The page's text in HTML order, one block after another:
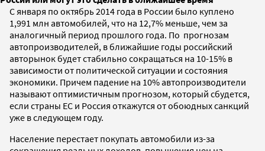
С января по октябрь 2014 года в России было куплено
1,991 млн автомобилей, что на 12,7% меньше, чем за
аналогичный период прошлого года. По прогнозам
автопроизводителей, в ближайшие годы российский
авторынок будет стабильно сокращаться на 10-15% в
зависимости от политической ситуации и состояния
экономики. Причем падение на 10% автопроизводители
называют оптимистичным прогнозом, который сбудется,
если страны ЕС и Россия откажутся от обоюдных санкций
уже в следующем году.
Население перестает покупать автомобили из-за